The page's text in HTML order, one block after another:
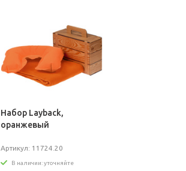
Набор Layback,
оранжевый
Артикул: 11724.20
В наличии: уточняйте